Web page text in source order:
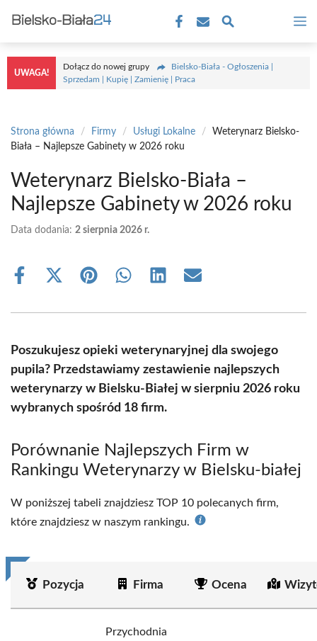
treści
UWAGA!
Dołącz do nowej grupy
Bielsko-Biała - Ogłoszenia |
Sprzedam | Kupię | Zamienię | Praca
Strona główna / Firmy / Usługi Lokalne /
Weterynarz Bielsko-
Biała – Najlepsze Gabinety w 2026 roku
Weterynarz Bielsko-Biała –
Najlepsze Gabinety w 2026 roku
Data dodania: 2 sierpnia 2026 r.
Share
Share
(Twitter)
Share Share Share Share
Poszukujesz opieki weterynaryjnej dla swojego
pupila? Przedstawiamy zestawienie najlepszych
weterynarzy w Bielsku-Białej w sierpniu 2026 roku
wybranych spośród 18 firm.
Porównanie Najlepszych Firm w
Rankingu Weterynarzy w Bielsku-białej
W poniższej tabeli znajdziesz TOP 10 polecanych firm,
które znajdziesz w naszym rankingu.
Pozycja Firma Ocena
Przychodnia